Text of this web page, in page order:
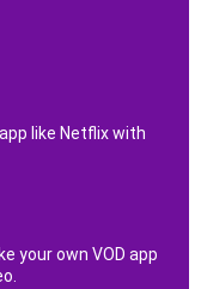
like Netflix with
your own VOD app